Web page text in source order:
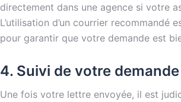
directement dans une agence si votre
L’utilisation d’un courrier recommandé
pour garantir que votre demande est
4. Suivi de votre demande
Une fois votre lettre envoyée, il est